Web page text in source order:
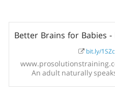
bit.ly/
An adult naturally
babies in ways that help
learn language more easily.